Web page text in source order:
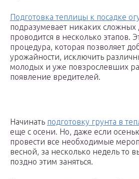
Подготовка теплицы к посадке
подразумевает никаких сложных
проводится в несколько этапов.
процедура, которая позволяет
урожайности, исключить
молодых и уже повзрослевших
появление вредителей.
Начинать подготовку грунта в
еще с осени. Но, даже если
провести все необходимые
весной, за несколько недель то
поздно этим заняться.